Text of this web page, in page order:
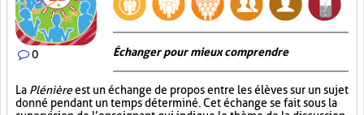
0 Échanger pour mieux comprendre
La Plénièreest un échange de propos entre les élèves sur un sujet
donné pendant un temps déterminé. Cet échange se fait sous la